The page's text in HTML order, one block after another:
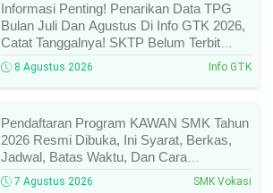
Informasi Penting! Penarikan Data TPG
Bulan Juli Dan Agustus Di Info GTK 2026,
Catat Tanggalnya! SKTP Belum Terbit
Januari–Juni, Ini Prosesnya!
8 Agustus 2026 Info GTK
Pendaftaran Program KAWAN SMK Tahun
2026 Resmi Dibuka, Ini Syarat, Berkas,
Jadwal, Batas Waktu, Dan Cara
Pendaftarannya!
7 Agustus 2026 SMK Vokasi